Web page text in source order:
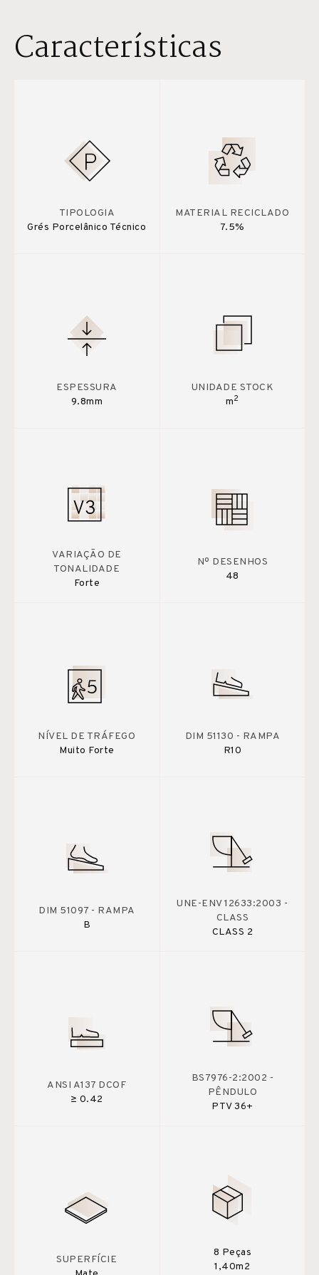
Características
TIPOLOGIA
Grés Porcelânico Técnico
MATERIAL RECICLADO
7.5%
ESPESSURA
9.8mm
UNIDADE STOCK
m2
VARIAÇÃO DE
TONALIDADE
Forte
Nº DESENHOS
48
NÍVEL DE TRÁFEGO
Muito Forte
DIM 51130 - RAMPA
R10
DIM 51097 - RAMPA
B
UNE-ENV 12633:2003 -
CLASS
CLASS 2
ANSI A137 DCOF
≥ 0.42
BS7976-2:2002 -
PÊNDULO
PTV 36+
SUPERFÍCIE
8 Peças
1,40m2